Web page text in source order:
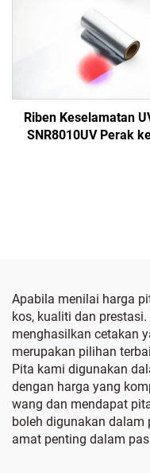
Riben Keselamatan
SNR8010UV Perak
Apabila menilai harga
kos, kualiti dan
menghasilkan cetakan
merupakan pilihan
Pita kami digunakan
dengan harga yang
wang dan mendapat
boleh digunakan dalam
amat penting dalam